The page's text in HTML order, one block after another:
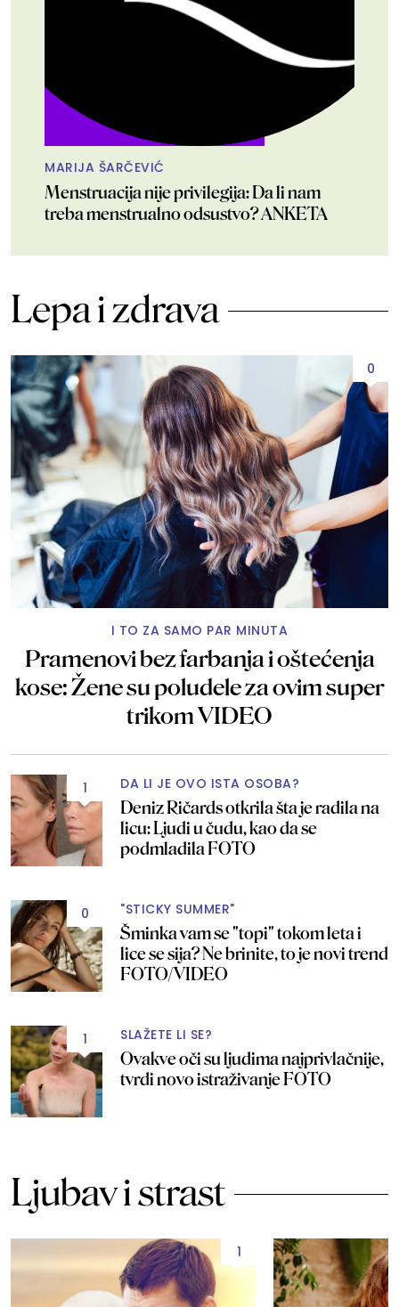
MARIJA ŠARČEVIĆ
Menstruacija nije privilegija: Da li nam
treba menstrualno odsustvo? ANKETA
Lepa i zdrava
0
I TO ZA SAMO PAR MINUTA
Pramenovi bez farbanja i oštećenja
kose: Žene su poludele za ovim super
trikom VIDEO
1 DA LI JE OVO ISTA OSOBA?
Deniz Ričards otkrila šta je radila na
licu: Ljudi u čudu, kao da se
podmladila FOTO
0 "STICKY SUMMER"
Šminka vam se "topi" tokom leta i
lice se sija? Ne brinite, to je novi trend
FOTO/VIDEO
1 SLAŽETE LI SE?
Ovakve oči su ljudima najprivlačnije,
tvrdi novo istraživanje FOTO
Ljubav i strast
1